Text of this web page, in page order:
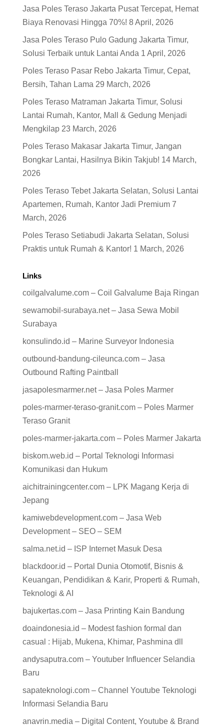
Jasa Poles Teraso Jakarta Pusat Tercepat, Hemat
Biaya Renovasi Hingga 70%! 8 April, 2026
Jasa Poles Teraso Pulo Gadung Jakarta Timur,
Solusi Terbaik untuk Lantai Anda 1 April, 2026
Poles Teraso Pasar Rebo Jakarta Timur, Cepat,
Bersih, Tahan Lama 29 March, 2026
Poles Teraso Matraman Jakarta Timur, Solusi
Lantai Rumah, Kantor, Mall & Gedung Menjadi
Mengkilap 23 March, 2026
Poles Teraso Makasar Jakarta Timur, Jangan
Bongkar Lantai, Hasilnya Bikin Takjub! 14 March,
2026
Poles Teraso Tebet Jakarta Selatan, Solusi Lantai
Apartemen, Rumah, Kantor Jadi Premium 7
March, 2026
Poles Teraso Setiabudi Jakarta Selatan, Solusi
Praktis untuk Rumah & Kantor! 1 March, 2026
Links
coilgalvalume.com – Coil Galvalume Baja Ringan
sewamobil-surabaya.net – Jasa Sewa Mobil
Surabaya
konsulindo.id – Marine Surveyor Indonesia
outbound-bandung-cileunca.com – Jasa
Outbound Rafting Paintball
jasapolesmarmer.net – Jasa Poles Marmer
poles-marmer-teraso-granit.com – Poles Marmer
Teraso Granit
poles-marmer-jakarta.com – Poles Marmer Jakarta
biskom.web.id – Portal Teknologi Informasi
Komunikasi dan Hukum
aichitrainingcenter.com – LPK Magang Kerja di
Jepang
kamiwebdevelopment.com – Jasa Web
Development – SEO – SEM
salma.net.id – ISP Internet Masuk Desa
blackdoor.id – Portal Dunia Otomotif, Bisnis &
Keuangan, Pendidikan & Karir, Properti & Rumah,
Teknologi & AI
bajukertas.com – Jasa Printing Kain Bandung
doaindonesia.id – Modest fashion formal dan
casual : Hijab, Mukena, Khimar, Pashmina dll
andysaputra.com – Youtuber Influencer Selandia
Baru
sapateknologi.com – Channel Youtube Teknologi
Informasi Selandia Baru
anavrin.media – Digital Content, Youtube & Brand